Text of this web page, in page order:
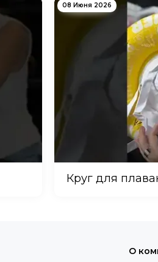
08 Июня 2026
Круг для
О